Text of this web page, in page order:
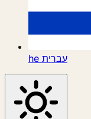
he עברית